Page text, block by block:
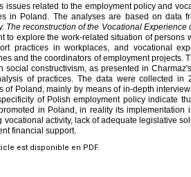
issues related to the employment policy and
in Poland. The analyses are based on data
The reconstruction of the Vocational
to explore the work-related situation of
practices in workplaces, and vocational
and the coordinators of employment projects.
social constructivism, as presented in
of practices. The data were collected in
of Poland, mainly by means of in-depth
of Polish employment policy indicate
in Poland, in reality its implementation
activity, lack of adequate legislative
financial support.
est disponible en PDF.